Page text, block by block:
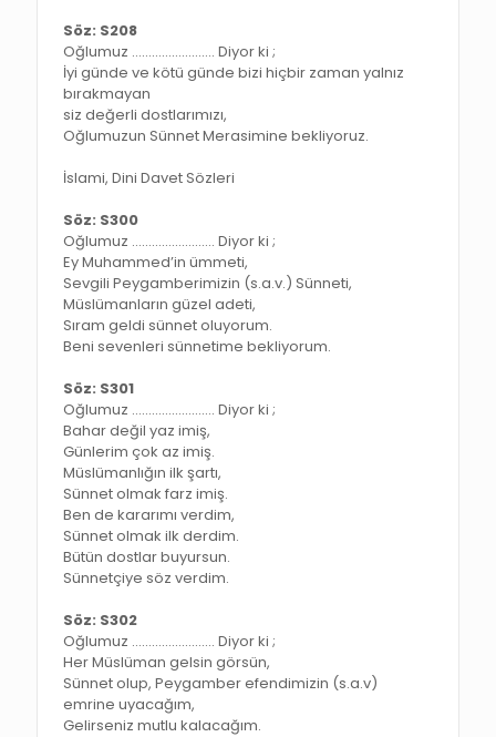
Söz: S208
Oğlumuz ……………………. Diyor ki ;
İyi günde ve kötü günde bizi hiçbir zaman yalnız
bırakmayan
siz değerli dostlarımızı,
Oğlumuzun Sünnet Merasimine bekliyoruz.
İslami, Dini Davet Sözleri
Söz: S300
Oğlumuz ……………………. Diyor ki ;
Ey Muhammed’in ümmeti,
Sevgili Peygamberimizin (s.a.v.) Sünneti,
Müslümanların güzel adeti,
Sıram geldi sünnet oluyorum.
Beni sevenleri sünnetime bekliyorum.
Söz: S301
Oğlumuz ……………………. Diyor ki ;
Bahar değil yaz imiş,
Günlerim çok az imiş.
Müslümanlığın ilk şartı,
Sünnet olmak farz imiş.
Ben de kararımı verdim,
Sünnet olmak ilk derdim.
Bütün dostlar buyursun.
Sünnetçiye söz verdim.
Söz: S302
Oğlumuz ……………………. Diyor ki ;
Her Müslüman gelsin görsün,
Sünnet olup, Peygamber efendimizin (s.a.v)
emrine uyacağım,
Gelirseniz mutlu kalacağım.